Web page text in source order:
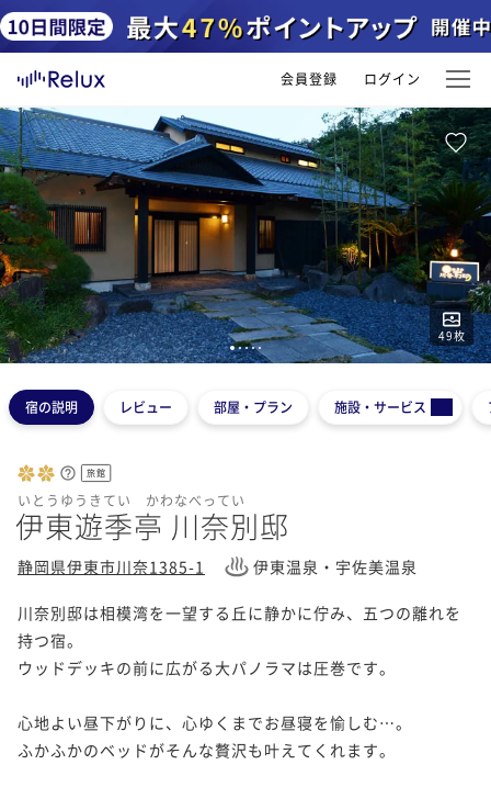
会員登録 ログイン
49枚
12345
宿の説明 レビュー 部屋・プラン 施設・サービス
旅館
いとうゆうきてい かわなべってい
伊東遊季亭 川奈別邸
静岡県伊東市川奈1385-1 伊東温泉・宇佐美温泉
川奈別邸は相模湾を一望する丘に静かに佇み、五つの離れを
持つ宿。
ウッドデッキの前に広がる大パノラマは圧巻です。
心地よい昼下がりに、心ゆくまでお昼寝を愉しむ…。
ふかふかのベッドがそんな贅沢も叶えてくれます。